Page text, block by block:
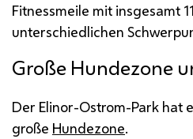
Fitnessmeile mit insgesamt
unterschiedlichen
Große Hundezone
Der Elinor-Ostrom-Park hat
große Hundezone.